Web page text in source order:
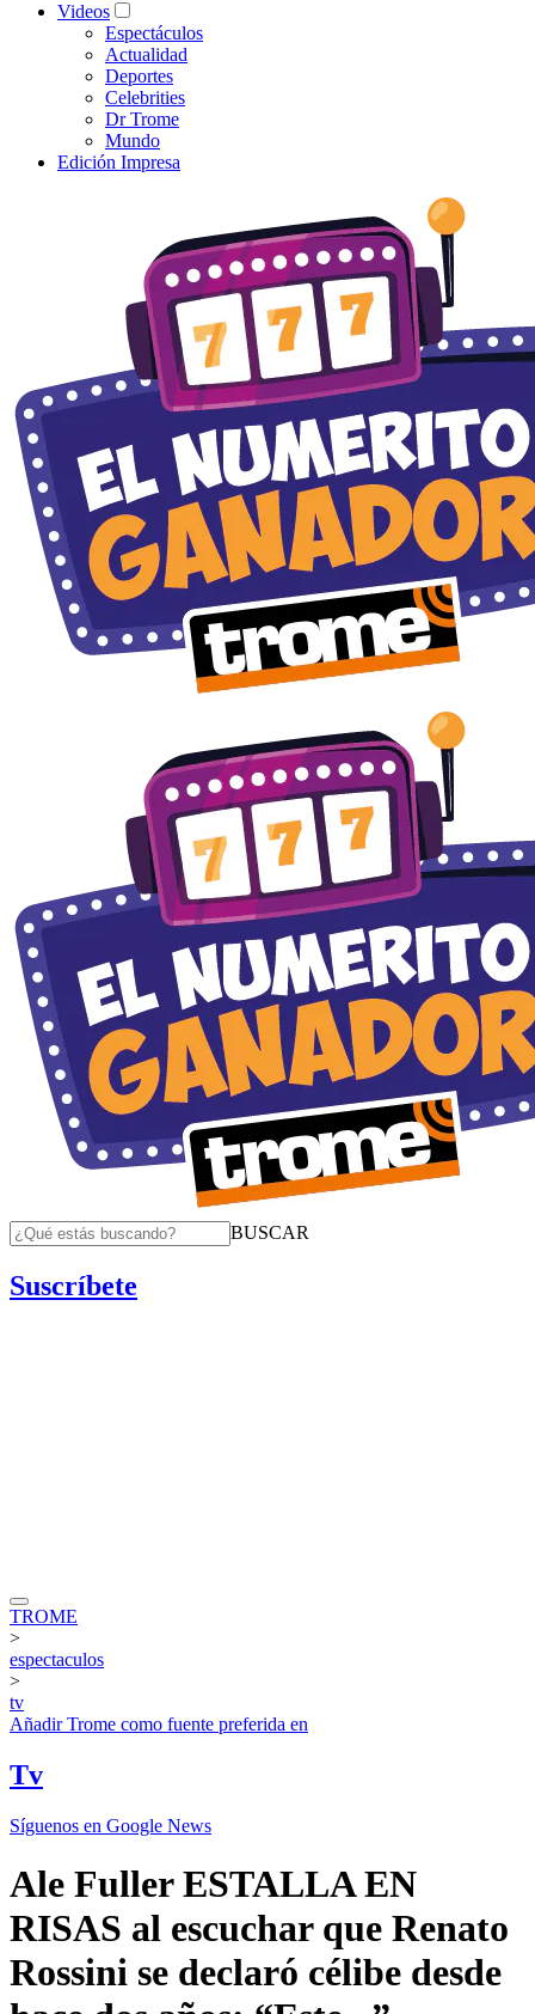
Videos
Espectáculos
Actualidad
Deportes
Celebrities
Dr Trome
Mundo
Edición Impresa
BUSCAR
Suscríbete
TROME
>
espectaculos
>
tv
AñadirTrome como fuente preferida en
Tv
Síguenos en Google News
Ale Fuller ESTALLA EN
RISAS al escuchar que Renato
Rossini se declaró célibe desde